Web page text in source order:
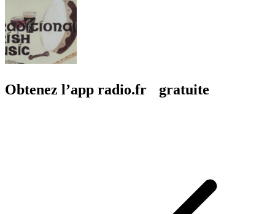
Obtenez l’app radio.fr gratuite